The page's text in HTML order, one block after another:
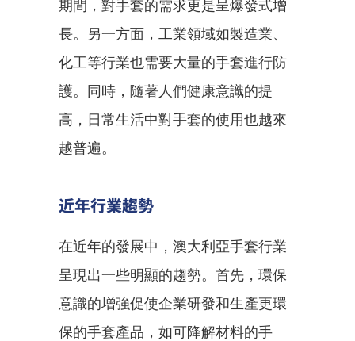
期間，對手套的需求更是呈爆發式增
長。另一方面，工業領域如製造業、
化工等行業也需要大量的手套進行防
護。同時，隨著人們健康意識的提
高，日常生活中對手套的使用也越來
越普遍。
近年行業趨勢
在近年的發展中，澳大利亞手套行業
呈現出一些明顯的趨勢。首先，環保
意識的增強促使企業研發和生產更環
保的手套產品，如可降解材料的手